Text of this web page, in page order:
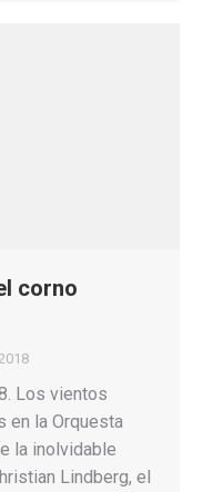
corno
Los vientos
en la Orquesta
la inolvidable
Lindberg, el